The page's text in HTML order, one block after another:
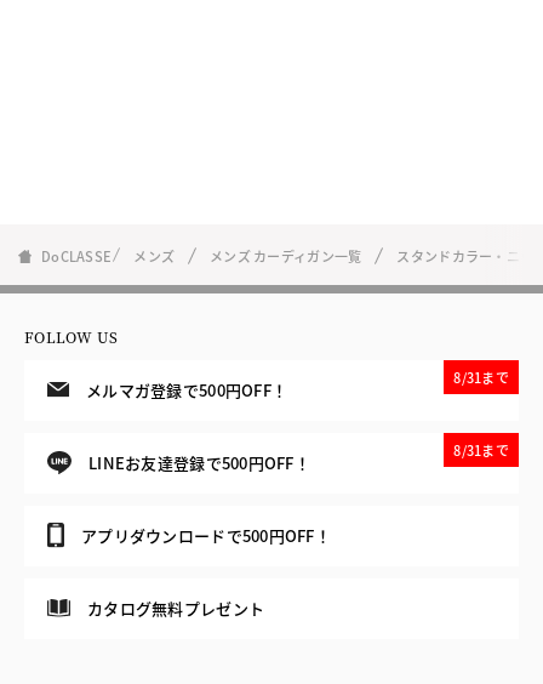
DoCLASSE メンズ メンズ カーディガン一覧 スタンドカラー・ニッ
FOLLOW US
メルマガ登録で500円OFF！
8/31まで
LINEお友達登録で500円OFF！
8/31まで
アプリダウンロードで500円OFF！
カタログ無料プレゼント